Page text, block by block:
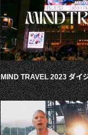
MIND TRAVEL 2023 ダイ